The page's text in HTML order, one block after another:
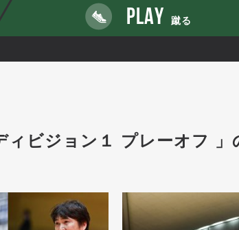
PLAY 蹴る
ィビジョン１ プレーオフ 」